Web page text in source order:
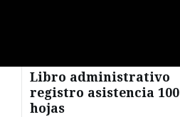
Libro administrativo
registro asistencia 100
hojas